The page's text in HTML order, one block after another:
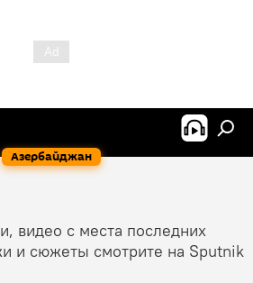
Азербайджан
видео с места последних
и сюжеты смотрите на Sputnik